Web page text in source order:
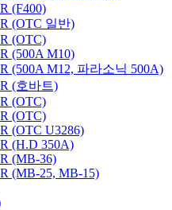
(F400)
(OTC 일반)
(OTC)
(500A M10)
(500A M12, 파라소닉 500A)
(호바트)
(OTC)
(OTC)
(OTC U3286)
(H.D 350A)
(MB-36)
(MB-25, MB-15)